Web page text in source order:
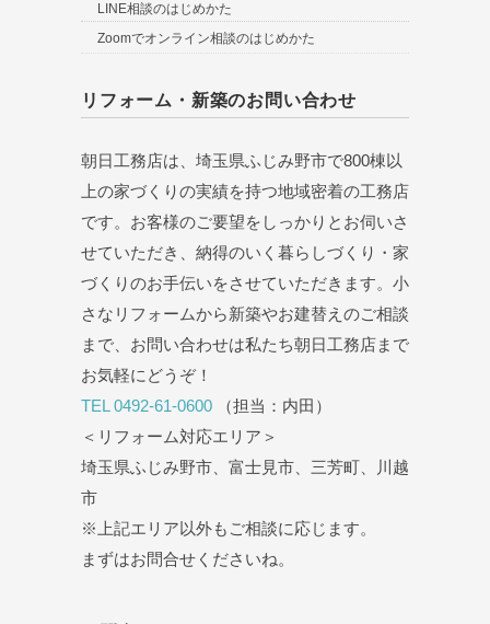
LINE相談のはじめかた
Zoomでオンライン相談のはじめかた
リフォーム・新築のお問い合わせ
朝日工務店は、埼玉県ふじみ野市で800棟以
上の家づくりの実績を持つ地域密着の工務店
です。お客様のご要望をしっかりとお伺いさ
せていただき、納得のいく暮らしづくり・家
づくりのお手伝いをさせていただきます。小
さなリフォームから新築やお建替えのご相談
まで、お問い合わせは私たち朝日工務店まで
お気軽にどうぞ！
TEL 0492-61-0600 （担当：内田）
＜リフォーム対応エリア＞
埼玉県ふじみ野市、富士見市、三芳町、川越
市
※上記エリア以外もご相談に応じます。
まずはお問合せくださいね。